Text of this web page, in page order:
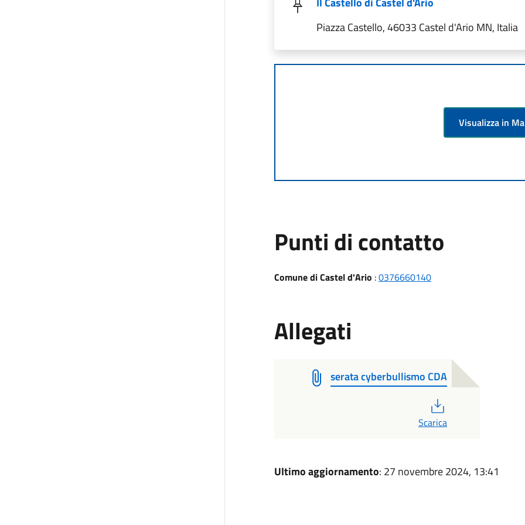
Piazza Castello, 46033 Castel d'Ario MN, Italia
Visualizza in
Punti di contatto
Comune di Castel d'Ario :0376660140
Allegati
serata cyberbullismo CDA
Scarica
Ultimo aggiornamento: 27 novembre 2024, 13:41